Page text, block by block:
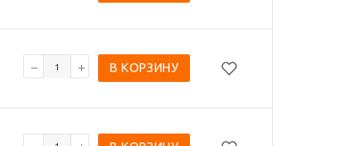
В КОРЗИНУ